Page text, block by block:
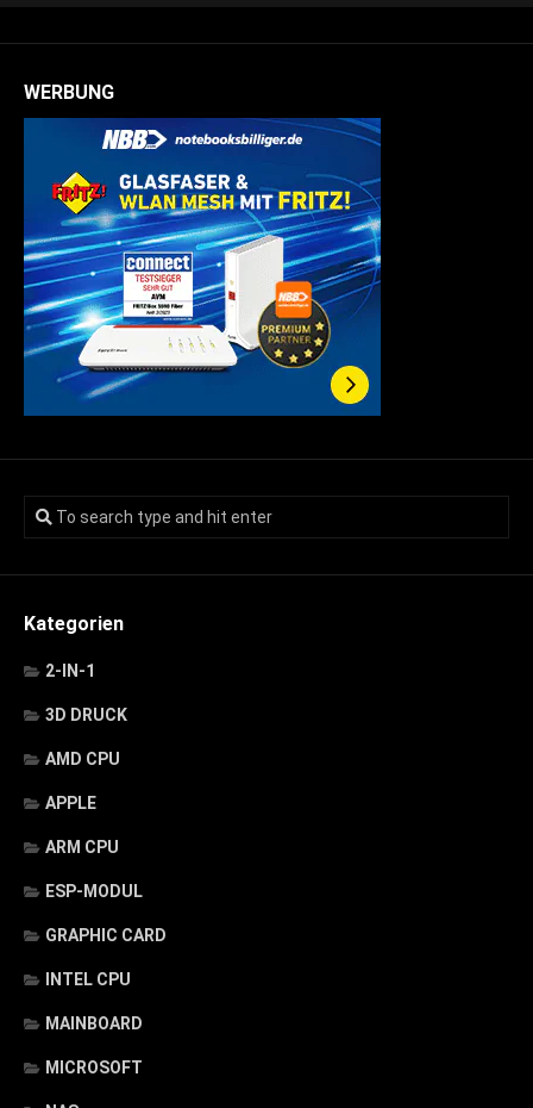
WERBUNG
Kategorien
2-IN-1
3D DRUCK
AMD CPU
APPLE
ARM CPU
ESP-MODUL
GRAPHIC CARD
INTEL CPU
MAINBOARD
MICROSOFT